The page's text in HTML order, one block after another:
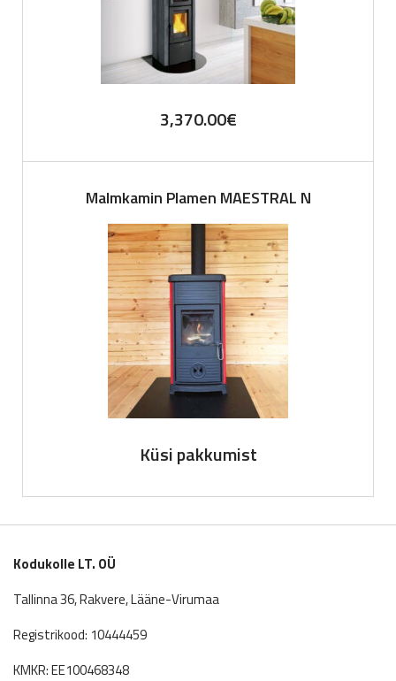
3,370.00€
Malmkamin Plamen MAESTRAL N
Küsi pakkumist
Kodukolle LT. OÜ
Tallinna 36, Rakvere, Lääne-Virumaa
Registrikood: 10444459
KMKR: EE100468348